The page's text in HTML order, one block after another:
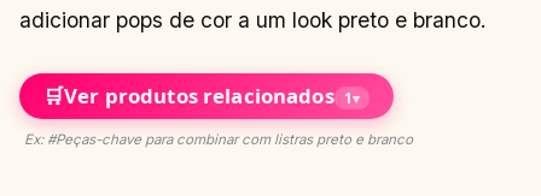
adicionar pops de cor a um look preto e branco.
🛒Ver produtos relacionados 1▾
Ex: #Peças-chave para combinar com listras preto e branco